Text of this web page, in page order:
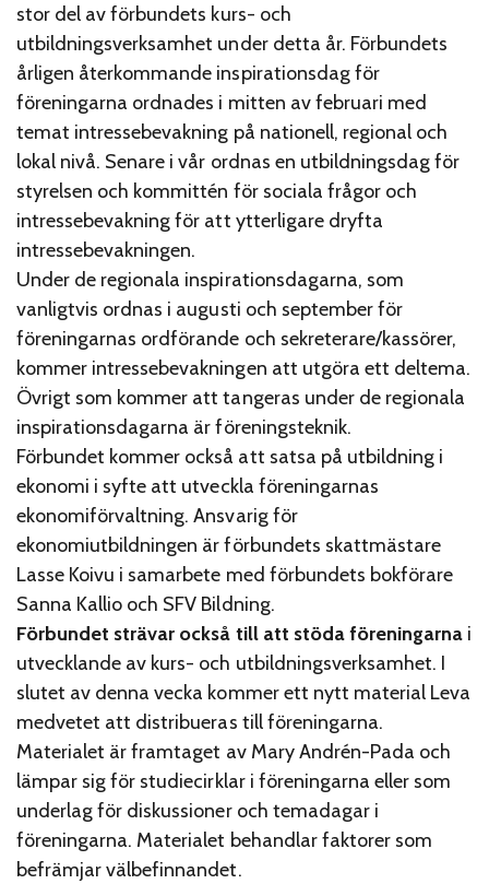
stor del av förbundets kurs- och
utbildningsverksamhet under detta år. Förbundets
årligen återkommande inspirationsdag för
föreningarna ordnades i mitten av februari med
temat intressebevakning på nationell, regional och
lokal nivå. Senare i vår ordnas en utbildningsdag för
styrelsen och kommittén för sociala frågor och
intressebevakning för att ytterligare dryfta
intressebevakningen.
Under de regionala inspirationsdagarna, som
vanligtvis ordnas i augusti och september för
föreningarnas ordförande och sekreterare/kassörer,
kommer intressebevakningen att utgöra ett deltema.
Övrigt som kommer att tangeras under de regionala
inspirationsdagarna är föreningsteknik.
Förbundet kommer också att satsa på utbildning i
ekonomi i syfte att utveckla föreningarnas
ekonomiförvaltning. Ansvarig för
ekonomiutbildningen är förbundets skattmästare
Lasse Koivu i samarbete med förbundets bokförare
Sanna Kallio och SFV Bildning.
Förbundet strävar också till att stöda föreningarna i
utvecklande av kurs- och utbildningsverksamhet. I
slutet av denna vecka kommer ett nytt material Leva
medvetet att distribueras till föreningarna.
Materialet är framtaget av Mary Andrén-Pada och
lämpar sig för studiecirklar i föreningarna eller som
underlag för diskussioner och temadagar i
föreningarna. Materialet behandlar faktorer som
befrämjar välbefinnandet.